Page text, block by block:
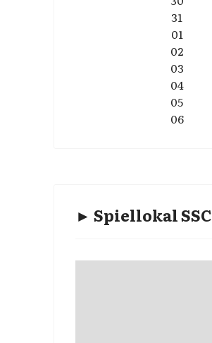
31
01
02
03
04
05
06
► Spiellokal SSC